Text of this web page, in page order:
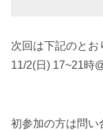
次回は下記のとお
11/2(日) 17~21時
初参加の方は問い